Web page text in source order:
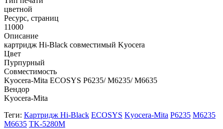
цветной
Ресурс, страниц
11000
Описание
картридж Hi-Black совместимый Kyocera
Цвет
Пурпурный
Совместимость
Kyocera-Mita ECOSYS P6235/ M6235/ M6635
Вендор
Kyocera-Mita
Теги: Картридж Hi-Black ECOSYS Kyocera-Mita P6235 M6235
M6635 TK-5280M